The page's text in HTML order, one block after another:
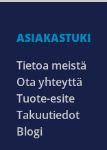
ASIAKASTUKI
Tietoa meistä
Ota yhteyttä
Tuote-esite
Takuutiedot
Blogi